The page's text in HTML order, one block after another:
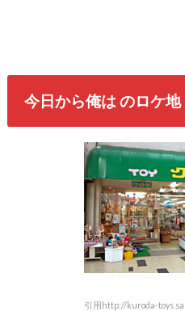
今日から俺は のロケ
引用http://kuroda-